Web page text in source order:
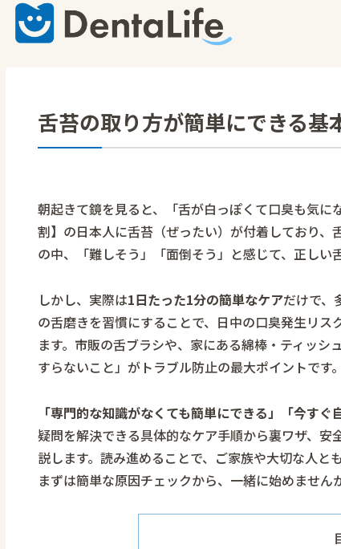
舌苔の取り方が簡単にできる
朝起きて鏡を見ると、「舌が白っぽくて口臭も気
割】の日本人に舌苔（ぜったい）が付着しており、
の中、「難しそう」「面倒そう」と感じて、正しい
しかし、実際は1日たった1分の簡単なケアだけで、
の舌磨きを習慣にすることで、日中の口臭発生リ
ます。市販の舌ブラシや、家にある綿棒・ティッ
すらないこと」がトラブル防止の最大ポイントです。
「専門的な知識がなくても簡単にできる」「今すぐ
疑問を解決できる具体的なケア手順から裏ワザ、
説します。読み進めることで、ご家族や大切な人と
まずは簡単な原因チェックから、一緒に始めません